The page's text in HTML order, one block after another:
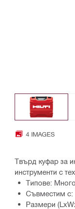
4 IMAGES
Твърд куфар за
инструменти с
Типове:
Съвместим с:
Размери